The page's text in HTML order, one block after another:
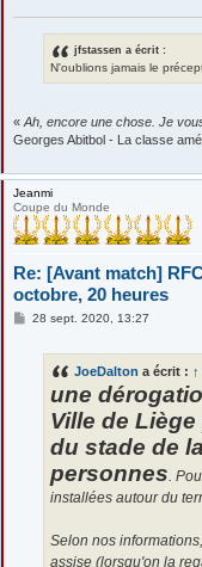
jfstassen a écrit :
N'oublions jamais le
« Ah, encore une chose. Je
Georges Abitbol - La classe
Jeanmi
Coupe du Monde
Re: [Avant match]
octobre, 20 heures
M28 sept. 2020, 13:27
JoeDalton a écrit : ↑
une
Ville de
du stade de
personnes.
installées autour du
Selon nos
assise (lorsqu'on la